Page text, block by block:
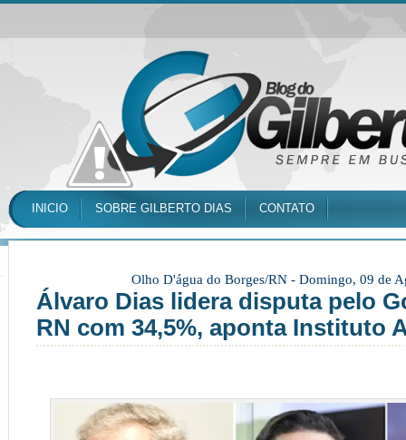
INICIO SOBRE GILBERTO DIAS CONTATO
Olho D'água do Borges/RN - Domingo, 09 de
Álvaro Dias lidera disputa pelo
RN com 34,5%, aponta Instituto